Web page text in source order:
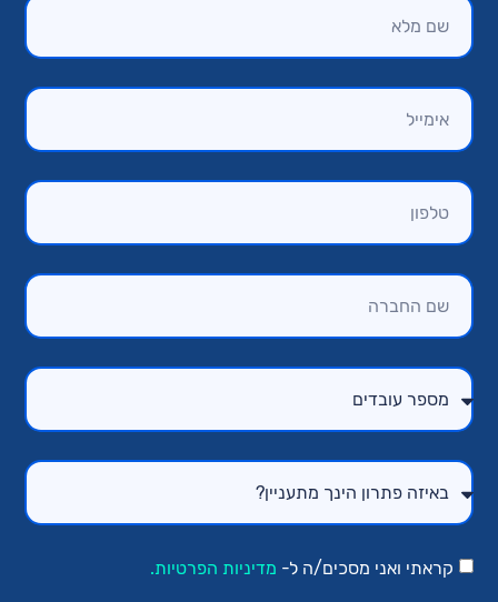
קראתי ואני מסכים/ה ל- מדיניות הפרטיות.